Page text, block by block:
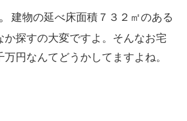
建物の延べ床面積７３２㎡のある
か探すの大変ですよ。そんなお宅
円なんてどうかしてますよね。